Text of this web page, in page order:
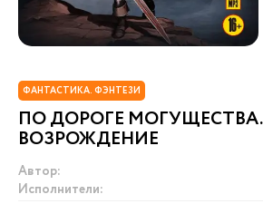
ФАНТАСТИКА. ФЭНТЕЗИ
ПО ДОРОГЕ МОГУЩЕСТВА.
ВОЗРОЖДЕНИЕ
Автор:
Исполнители: